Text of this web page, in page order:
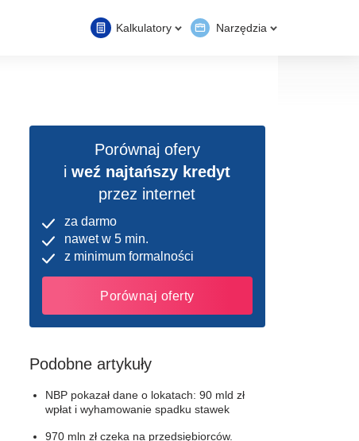
Kalkulatory Narzędzia
Porównaj ofery
iweź najtańszy kredyt
przez internet
za darmo
nawet w 5 min.
z minimum formalności
Porównaj oferty
Podobne artykuły
NBP pokazał dane o lokatach: 90 mld zł
wpłat i wyhamowanie spadku stawek
970 mln zł czeka na przedsiębiorców.